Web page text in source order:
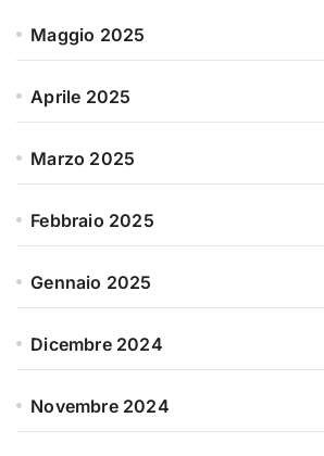
Maggio 2025
Aprile 2025
Marzo 2025
Febbraio 2025
Gennaio 2025
Dicembre 2024
Novembre 2024